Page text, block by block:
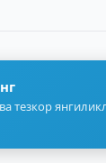
тезкор